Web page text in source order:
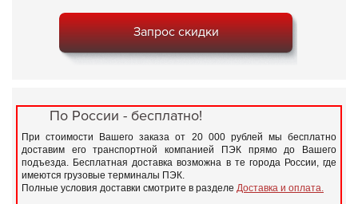
Запрос скидки
По России - бесплатно!
При стоимости Вашего заказа от 20 000 рублей мы бесплатно
доставим его транспортной компанией ПЭК прямо до Вашего
подъезда. Бесплатная доставка возможна в те города России, где
имеются грузовые терминалы ПЭК.
Полные условия доставки смотрите в разделе Доставка и оплата.